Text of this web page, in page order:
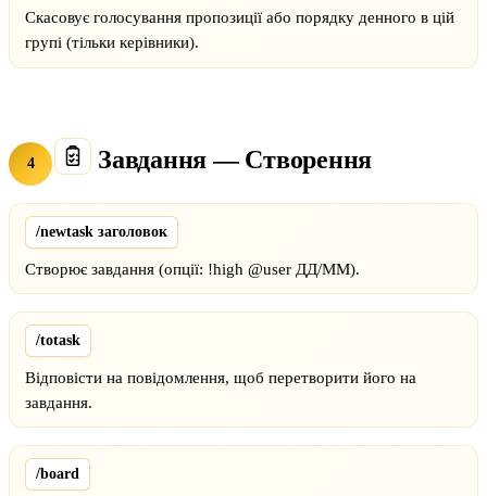
Скасовує голосування пропозиції або порядку денного в цій
групі (тільки керівники).
4 Завдання — Створення
/newtask заголовок
Створює завдання (опції: !high @user ДД/ММ).
/totask
Відповісти на повідомлення, щоб перетворити його на
завдання.
/board